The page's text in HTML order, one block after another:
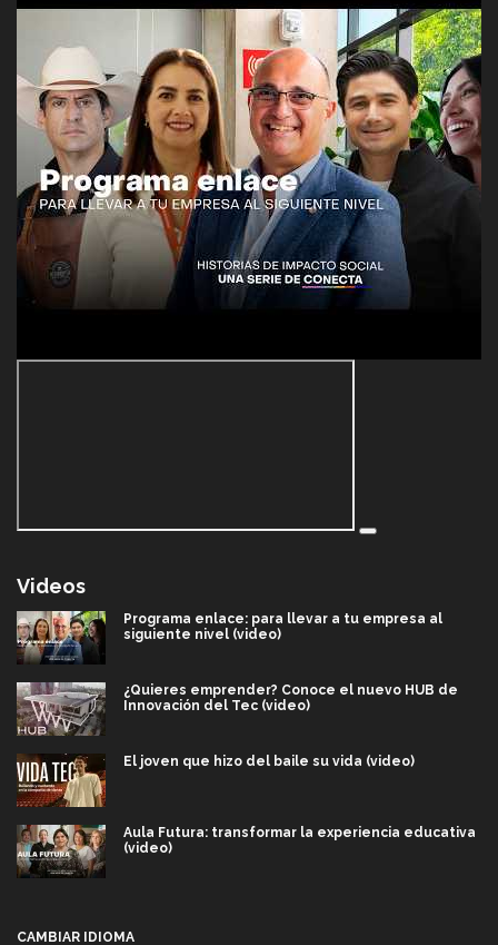
Videos
Programa enlace: para llevar a tu empresa al
siguiente nivel (video)
¿Quieres emprender? Conoce el nuevo HUB de
Innovación del Tec (video)
El joven que hizo del baile su vida (video)
Aula Futura: transformar la experiencia educativa
(video)
CAMBIAR IDIOMA